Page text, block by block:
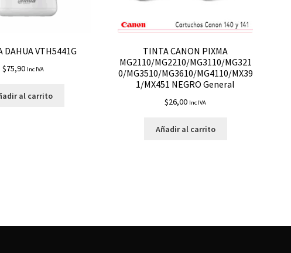
DAHUA VTH5441G
$75,90 Inc IVA
al carrito
TINTA CANON PIXMA
MG2110/MG2210/MG3110/MG321
0/MG3510/MG3610/MG4110/MX39
1/MX451 NEGRO General
$26,00 Inc IVA
Añadir al carrito